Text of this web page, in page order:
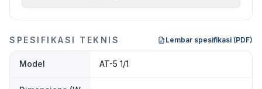
SPESIFIKASI TEKNIS Lembar spesifikasi (PDF)
Model AT-5 1/1